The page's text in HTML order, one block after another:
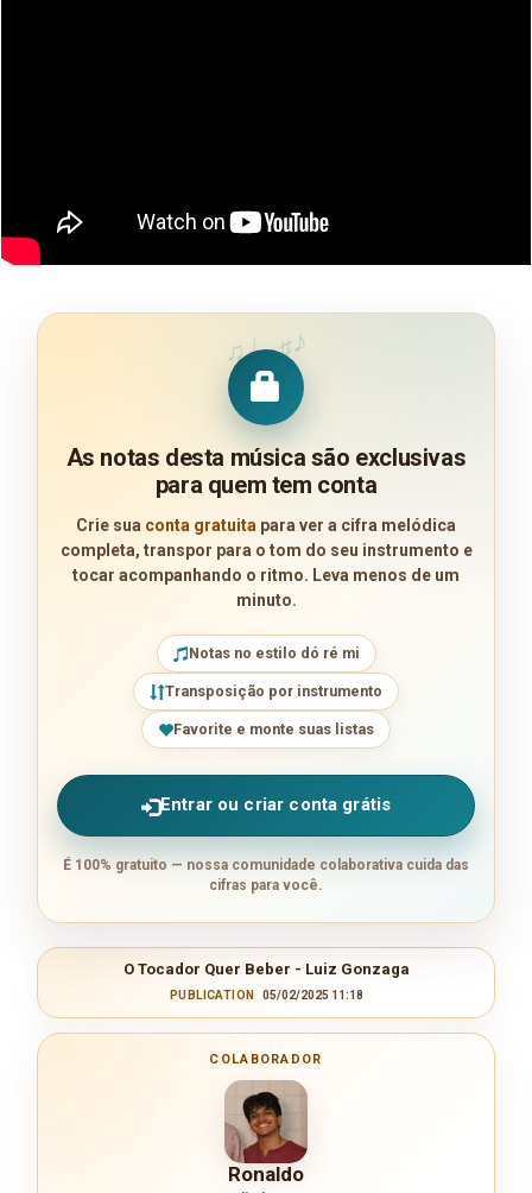
♫♩♯♪
As notas desta música são exclusivas
para quem tem conta
Crie sua conta gratuita para ver a cifra melódica
completa, transpor para o tom do seu instrumento e
tocar acompanhando o ritmo. Leva menos de um
minuto.
Notas no estilo dó ré mi
Transposição por instrumento
Favorite e monte suas listas
Entrar ou criar conta grátis
É 100% gratuito — nossa comunidade colaborativa cuida das
cifras para você.
O Tocador Quer Beber - Luiz Gonzaga
PUBLICATION 05/02/2025 11:18
COLABORADOR
Ronaldo